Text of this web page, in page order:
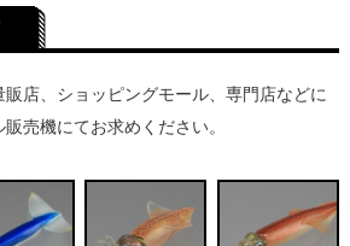
店、ショッピングモール、専門店などに
売機にてお求めください。